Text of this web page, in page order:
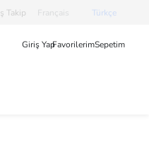
Takip Français Türkçe
Giriş YapFavorilerimSepetim